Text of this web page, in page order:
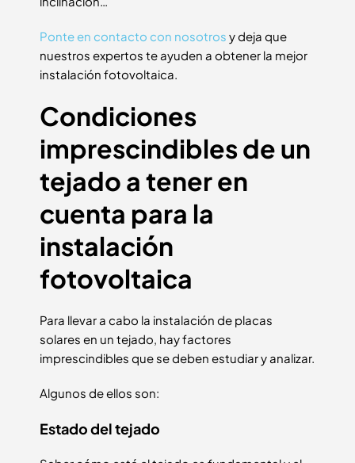
Ponte en contacto con nosotros y deja que
nuestros expertos te ayuden a obtener la mejor
instalación fotovoltaica.
Condiciones
imprescindibles de un
tejado a tener en
cuenta para la
instalación
fotovoltaica
Para llevar a cabo la instalación de placas
solares en un tejado, hay factores
imprescindibles que se deben estudiar y analizar.
Algunos de ellos son:
Estado del tejado